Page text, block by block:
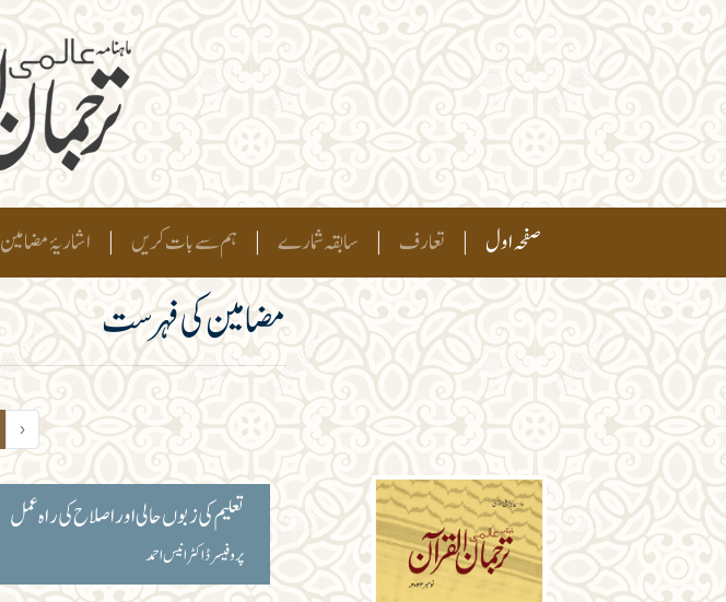
صفحہ اول | تعارف | سابقہ شمارے | ہم سے بات کریں | اشاریۂ مضامین
مضامین کی فہرست
‹
تعلیم کی زبوں حالی اور اصلاح کی راہ عمل
پروفیسر ڈاکٹر انیس احمد